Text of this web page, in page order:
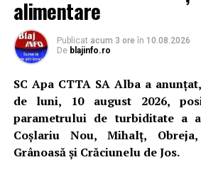
alimentare
Publicat acum 3 ore în 10.08.2026
De blajinfo.ro
SC Apa CTTA SA Alba a
de luni, 10 august 2026,
parametrului de turbiditate a
Coșlariu Nou, Mihalț,
Grânoasă și Crăciunelu de Jos.